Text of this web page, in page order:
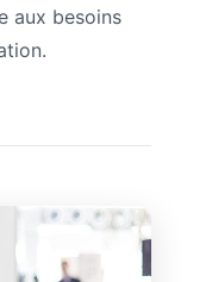
aux besoins